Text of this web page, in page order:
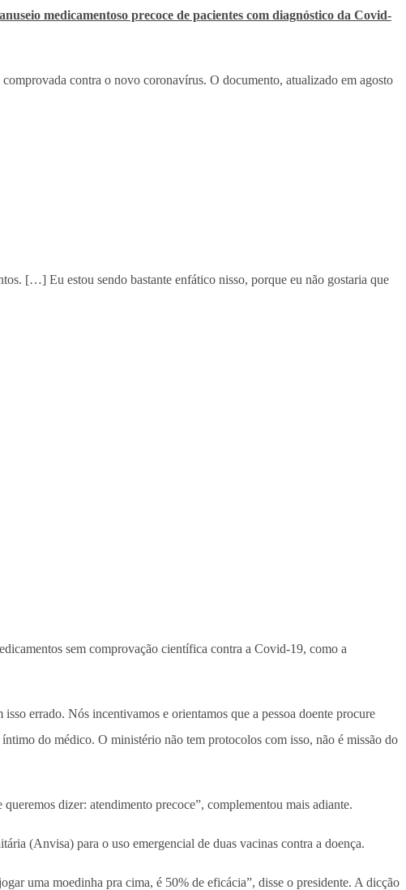
medicamentoso precoce de pacientes com diagnóstico da Covid-
contra o novo coronavírus. O documento, atualizado em agosto
[…] Eu estou sendo bastante enfático nisso, porque eu não gostaria que
sem comprovação científica contra a Covid-19, como a
errado. Nós incentivamos e orientamos que a pessoa doente procure
do médico. O ministério não tem protocolos com isso, não é missão do
dizer: atendimento precoce”, complementou mais adiante.
(Anvisa) para o uso emergencial de duas vacinas contra a doença.
uma moedinha pra cima, é 50% de eficácia”, disse o presidente. A dicção